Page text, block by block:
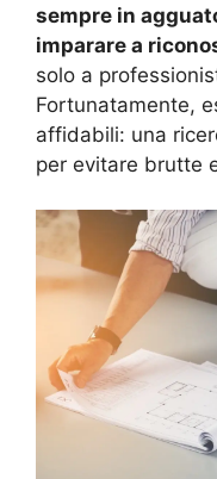
sempre in
imparare a
solo a
Fortunatamente,
affidabili: una
per evitare brutte